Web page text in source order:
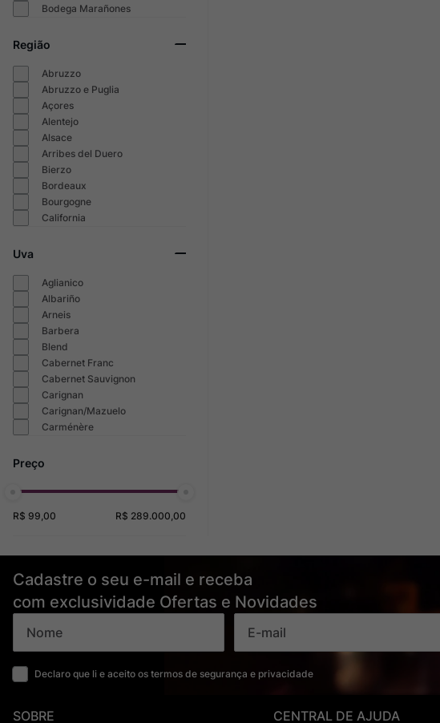
Bodega Marañones
Região
Abruzzo
Abruzzo e Puglia
Açores
Alentejo
Alsace
Arribes del Duero
Bierzo
Bordeaux
Bourgogne
California
Uva
Aglianico
Albariño
Arneis
Barbera
Blend
Cabernet Franc
Cabernet Sauvignon
Carignan
Carignan/Mazuelo
Carménère
R$ 99,00 R$ 289.000,00
Cadastre o seu e-mail e receba
com exclusividade Ofertas e Novidades
Declaro que li e aceito os termos de segurança e privacidade
SOBRE CENTRAL DE AJUDA